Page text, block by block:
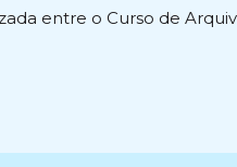
entre o Curso de